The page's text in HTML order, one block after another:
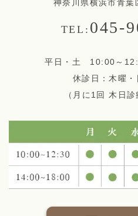
神奈川県横浜市青
TEL: 045-
平日・土 10:00～
休診日：木曜
（月に1回 木日診